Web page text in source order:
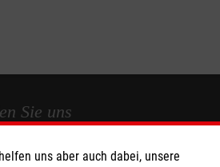
Sie uns
61
uns aber auch dabei, unsere